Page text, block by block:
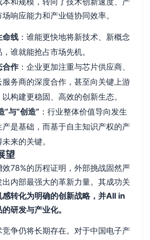
响应能力和产业链协同效率。
命线 ：谁能更快地将新技术、新概念
谁就能抢占市场先机。
合作：企业更加注重与芯片供应商、
务商的深度合作，甚至向关键上游
构建更稳固、高效的创新生态。
”与“创造” ：行业整体价值导向发生
是基础，而基于自主知识产权的产
来的关键。
望
78%的历程证明，外部挑战固然严
内部最强大的革新力量。其成功关
感转化为明确的创新战略，并All in
研发与产业化。
争仍将长期存在。对于中国电子产